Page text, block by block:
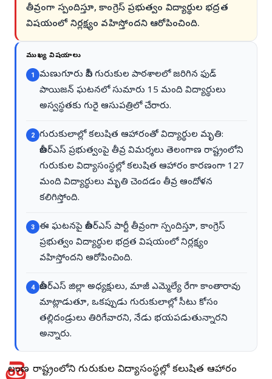
తీవ్రంగా స్పందిస్తూ, కాంగ్రెస్ ప్రభుత్వం విద్యార్థుల భద్రత
విషయంలో నిర్లక్ష్యం వహిస్తోందని ఆరోపించింది.
ముఖ్య విషయాలు
1
మణుగూరు బీసీ గురుకుల పాఠశాలలో జరిగిన ఫుడ్
పాయిజన్ ఘటనలో సుమారు 15 మంది విద్యార్థులు
అస్వస్థతకు గురై ఆసుపత్రిలో చేరారు.
2
గురుకులాల్లో కలుషిత ఆహారంతో విద్యార్థుల మృతి:
బీఆర్ఎస్ ప్రభుత్వంపై తీవ్ర విమర్శలు తెలంగాణ రాష్ట్రంలోని
గురుకుల విద్యాసంస్థల్లో కలుషిత ఆహారం కారణంగా 127
మంది విద్యార్థులు మృతి చెందడం తీవ్ర ఆందోళన
కలిగిస్తోంది.
3
ఈ ఘటనపై బీఆర్ఎస్ పార్టీ తీవ్రంగా స్పందిస్తూ, కాంగ్రెస్
ప్రభుత్వం విద్యార్థుల భద్రత విషయంలో నిర్లక్ష్యం
వహిస్తోందని ఆరోపించింది.
4
బీఆర్ఎస్ జిల్లా అధ్యక్షులు, మాజీ ఎమ్మెల్యే రేగా కాంతారావు
మాట్లాడుతూ, ఒకప్పుడు గురుకులాల్లో సీటు కోసం
తల్లిదండ్రులు తిరిగేవారని, నేడు భయపడుతున్నారని
అన్నారు.
లంగాణ రాష్ట్రంలోని గురుకుల విద్యాసంస్థల్లో కలుషిత ఆహారం